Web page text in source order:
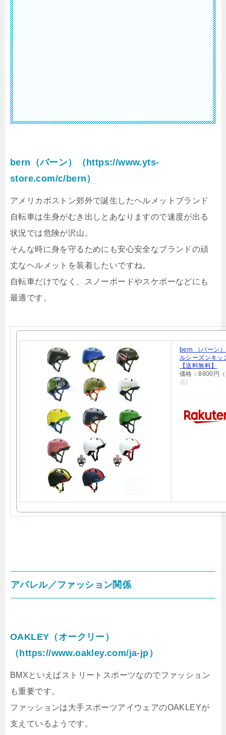
bern（バーン）（https://www.yts-
store.com/c/bern）
アメリカボストン郊外で誕生したヘルメットブランド
自転車は生身がむき出しとあなりますので速度が出る
状況では危険が沢山。
そんな時に身を守るためにも安心安全なブランドの頑
丈なヘルメットを装着したいですね。
自転車だけでなく、スノーボードやスケボーなどにも
最適です。
bern （バーン
ルシーズンキッ
【送料無料】
価格：8800円
点)
アパレル／ファッション関係
OAKLEY（オークリー）
（https://www.oakley.com/ja-jp）
BMXといえばストリートスポーツなのでファッション
も重要です。
ファッションは大手スポーツアイウェアのOAKLEYが
支えているようです。